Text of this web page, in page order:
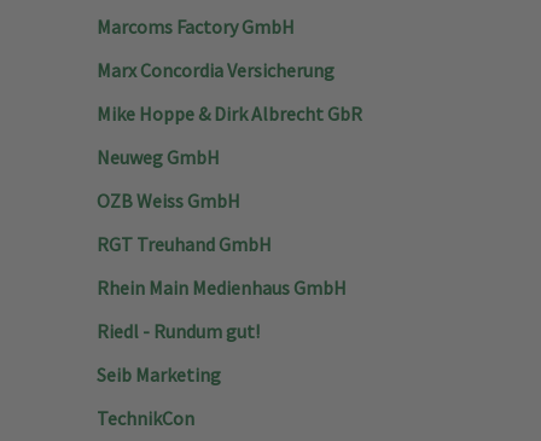
Marcoms Factory GmbH
Marx Concordia Versicherung
Mike Hoppe & Dirk Albrecht GbR
Neuweg GmbH
OZB Weiss GmbH
RGT Treuhand GmbH
Rhein Main Medienhaus GmbH
Riedl - Rundum gut!
Seib Marketing
TechnikCon